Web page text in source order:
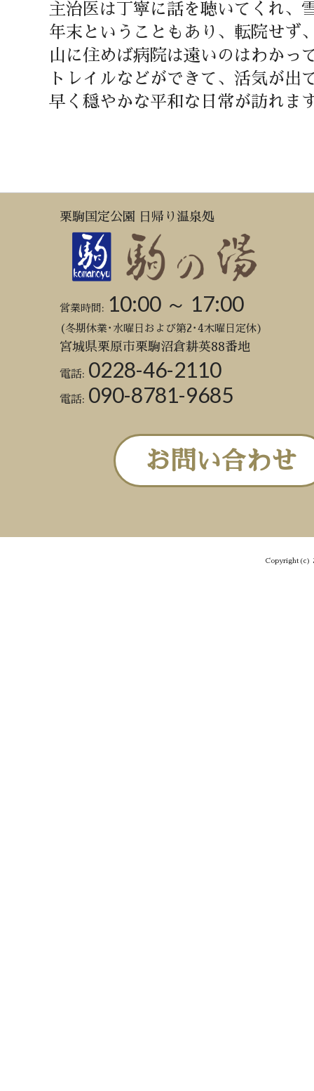
主治医は丁寧に話を聴いてくれ、
年末ということもあり、転院せず
山に住めば病院は遠いのはわか
トレイルなどができて、活気が
早く穏やかな平和な日常が訪れま
栗駒国定公園 日帰り温泉処
営業時間: 10:00 ～ 17:00
(冬期休業･水曜日および第2･4木曜日定休)
宮城県栗原市栗駒沼倉耕英88番地
電話: 0228-46-2110
電話: 090-8781-9685
お問い合わせ
Copyright(c)